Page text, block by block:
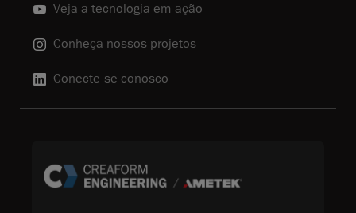
Veja a tecnologia em ação
Conheça nossos projetos
Conecte-se conosco